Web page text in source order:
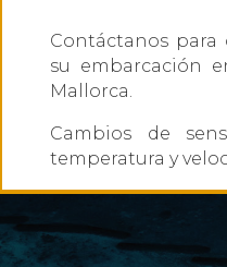
Contáctanos para
su embarcación
Mallorca.
Cambios de
temperatura y